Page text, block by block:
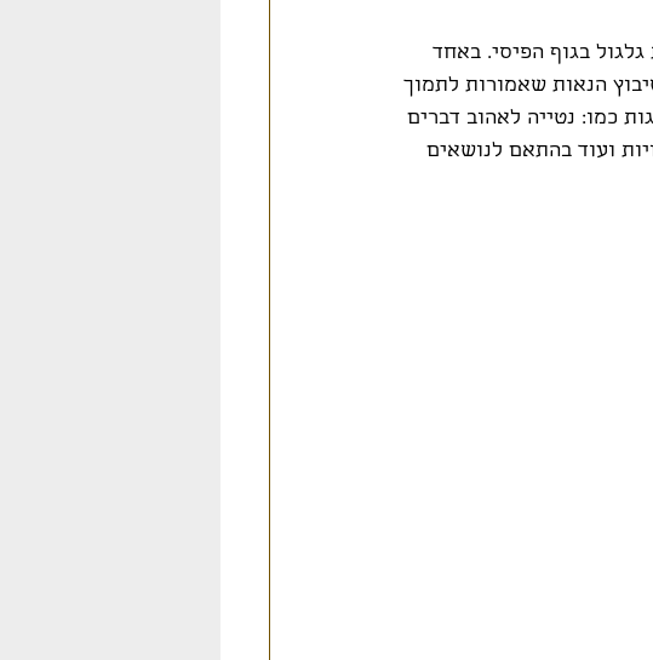
בגוף הפיסי. באחד
הנאות שאמורות לתמוך
כמו: נטייה לאהוב דברים
ועוד בהתאם לנושאים